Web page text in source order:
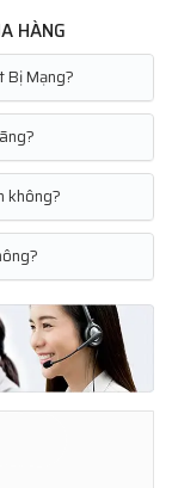
HÀNG
Bị Mạng?
không?